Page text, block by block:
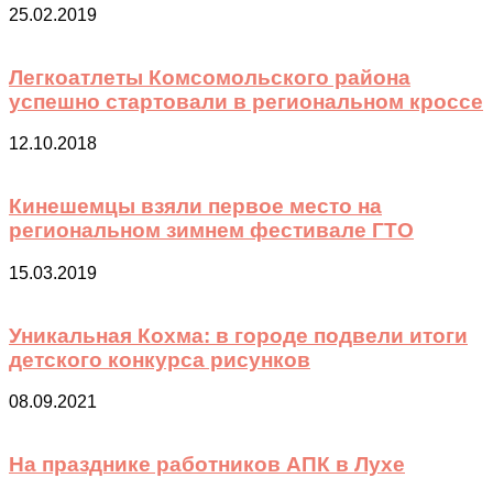
25.02.2019
Легкоатлеты Комсомольского района
успешно стартовали в региональном кроссе
12.10.2018
Кинешемцы взяли первое место на
региональном зимнем фестивале ГТО
15.03.2019
Уникальная Кохма: в городе подвели итоги
детского конкурса рисунков
08.09.2021
На празднике работников АПК в Лухе